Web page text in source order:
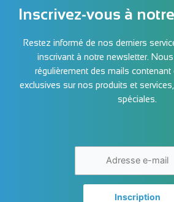
Inscrivez-vous à
Restez informé de nos derniers
inscrivant à notre newsletter.
régulièrement des mails
exclusives sur nos produits et
spéciales.